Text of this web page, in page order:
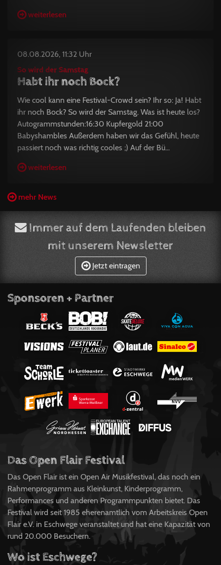
weiterlesen
08.08.2026, 11:32 Uhr
So wird der Samstag
Habt ihr noch Bock?
Wie cool kann eine Festival-Crowd sein? Ihr so: Ja! Habt
ihr noch Bock? So wird der Samstag. Was ist heute los?
Autogrammstunden:16:30 Kupfergold 21:00
Babyshambles Außerdem haben wir das Gefühl, heute
passiert noch was richtig cooles ;) Auf der Bü...
weiterlesen
mehr News
Immer auf dem Laufenden bleiben
mit unserem Newsletter
Jetzt eintragen
Sponsoren + Partner
Das Open Flair Festival
Das Open Flair ist ein Open Air Musikfestival, das noch ein
Rahmenprogramm aus Kleinkunst, Kinderprogramm,
Performances und anderen Programmpunkten bietet. Das
Festival wird seit 1985 eherenamtlich vom Arbeitskreis Open
Flair e.V. in Eschwege veranstaltet und hat eine Kapazität von
rund 20.000 Besuchern.
Wo ist Eschwege?